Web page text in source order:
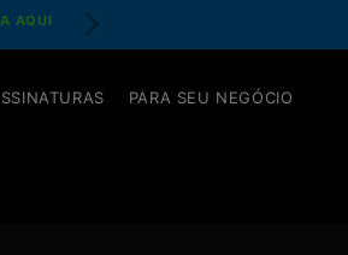
AQUI Garanta até 40% OFF em todos os
PARA SEU NEGÓCIO